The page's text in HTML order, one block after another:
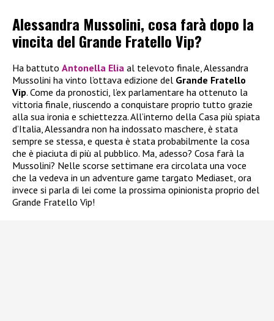
Alessandra Mussolini, cosa farà dopo la
vincita del Grande Fratello Vip?
Ha battuto Antonella Elia al televoto finale, Alessandra
Mussolini ha vinto l’ottava edizione del Grande Fratello
Vip. Come da pronostici, l’ex parlamentare ha ottenuto la
vittoria finale, riuscendo a conquistare proprio tutto grazie
alla sua ironia e schiettezza. All’interno della Casa più spiata
d’Italia, Alessandra non ha indossato maschere, è stata
sempre se stessa, e questa è stata probabilmente la cosa
che è piaciuta di più al pubblico. Ma, adesso? Cosa farà la
Mussolini? Nelle scorse settimane era circolata una voce
che la vedeva in un adventure game targato Mediaset, ora
invece si parla di lei come la prossima opinionista proprio del
Grande Fratello Vip!